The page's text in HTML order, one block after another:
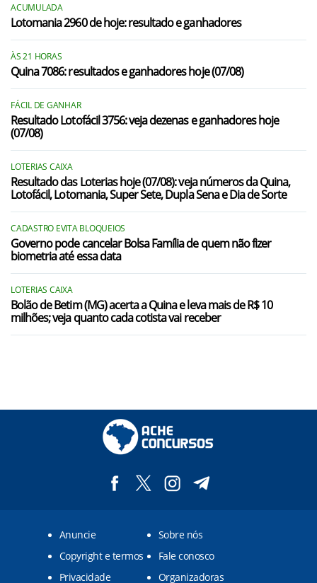
ACUMULADA
Lotomania 2960 de hoje: resultado e ganhadores
ÀS 21 HORAS
Quina 7086: resultados e ganhadores hoje (07/08)
FÁCIL DE GANHAR
Resultado Lotofácil 3756: veja dezenas e ganhadores hoje
(07/08)
LOTERIAS CAIXA
Resultado das Loterias hoje (07/08): veja números da Quina,
Lotofácil, Lotomania, Super Sete, Dupla Sena e Dia de Sorte
CADASTRO EVITA BLOQUEIOS
Governo pode cancelar Bolsa Família de quem não fizer
biometria até essa data
LOTERIAS CAIXA
Bolão de Betim (MG) acerta a Quina e leva mais de R$ 10
milhões; veja quanto cada cotista vai receber
Anuncie
Sobre nós
Copyright e termos
Fale conosco
Privacidade
Organizadoras